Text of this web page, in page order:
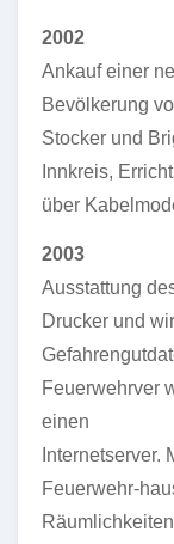
2002
Ankauf einer
Bevölkerung
Stocker und
Innkreis,
über
2003
Ausstattung
Drucker und
Feuerwehrver
einen
Internetserver.
Feuerwehr-